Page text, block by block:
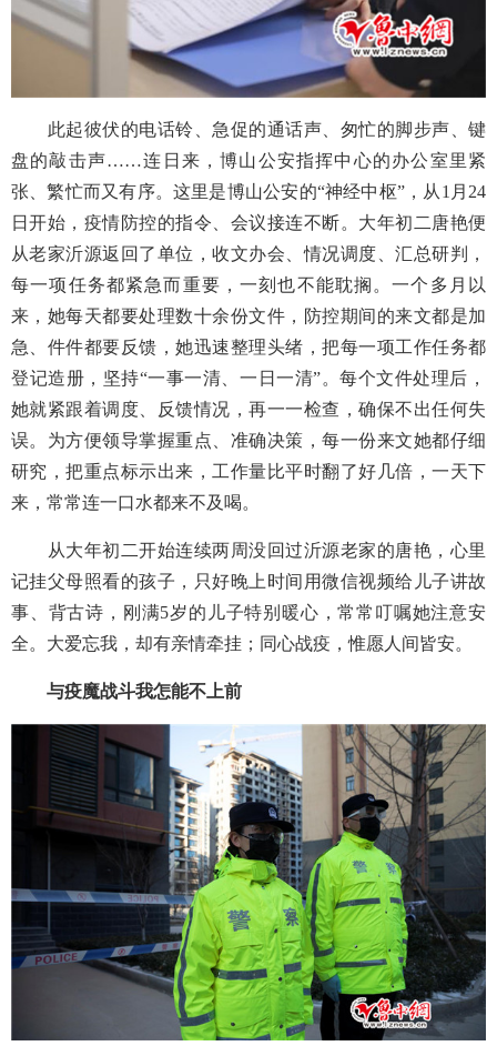
此起彼伏的电话铃、急促的通话声、匆忙的脚步声、键
盘的敲击声……连日来，博山公安指挥中心的办公室里紧
张、繁忙而又有序。这里是博山公安的“神经中枢”，从1月24
日开始，疫情防控的指令、会议接连不断。大年初二唐艳便
从老家沂源返回了单位，收文办会、情况调度、汇总研判，
每一项任务都紧急而重要，一刻也不能耽搁。一个多月以
来，她每天都要处理数十余份文件，防控期间的来文都是加
急、件件都要反馈，她迅速整理头绪，把每一项工作任务都
登记造册，坚持“一事一清、一日一清”。每个文件处理后，
她就紧跟着调度、反馈情况，再一一检查，确保不出任何失
误。为方便领导掌握重点、准确决策，每一份来文她都仔细
研究，把重点标示出来，工作量比平时翻了好几倍，一天下
来，常常连一口水都来不及喝。
从大年初二开始连续两周没回过沂源老家的唐艳，心里
记挂父母照看的孩子，只好晚上时间用微信视频给儿子讲故
事、背古诗，刚满5岁的儿子特别暖心，常常叮嘱她注意安
全。大爱忘我，却有亲情牵挂；同心战疫，惟愿人间皆安。
与疫魔战斗我怎能不上前